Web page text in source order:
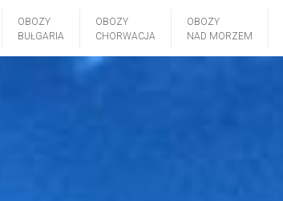
OBOZY
BUŁGARIA
OBOZY
CHORWACJA
OBOZY
NAD MORZEM